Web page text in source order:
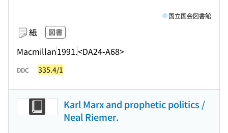
紙 図書
Macmillan1991.<DA24-A68>
国立国会図書館
DDC 335.4/1
Karl Marx and prophetic politics /
Neal Riemer.